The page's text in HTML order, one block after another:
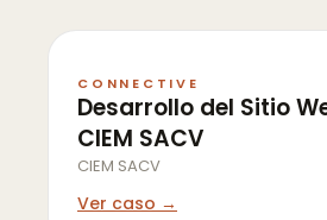
CONNECTIVE
Desarrollo del Sitio
CIEM SACV
CIEM SACV
Ver caso →